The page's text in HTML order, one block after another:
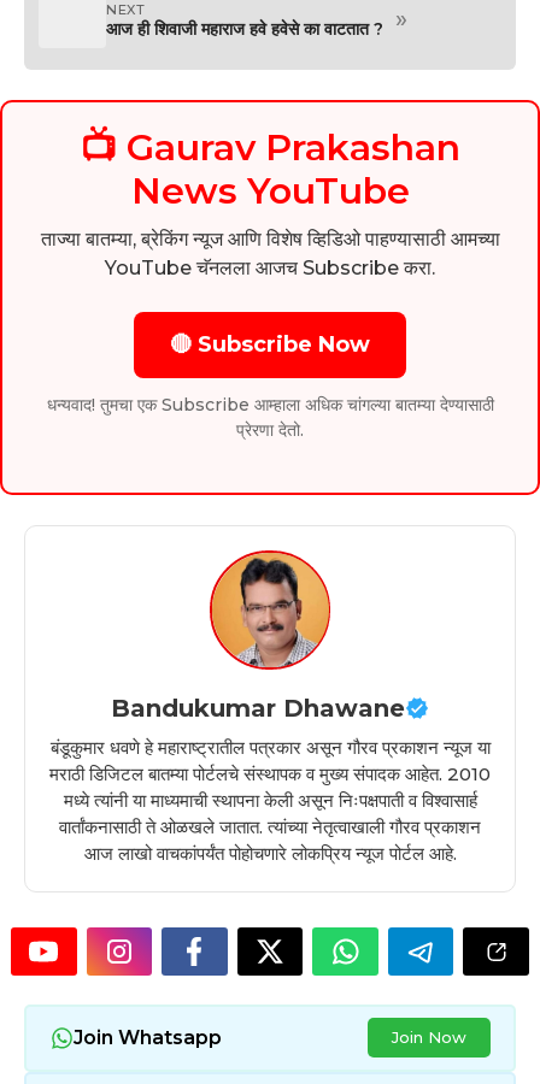
NEXT
आज ही शिवाजी महाराज हवे हवेसे का वाटतात ? »
📺 Gaurav Prakashan
News YouTube
ताज्या बातम्या, ब्रेकिंग न्यूज आणि विशेष व्हिडिओ पाहण्यासाठी आमच्या
YouTube चॅनलला आजच Subscribe करा.
🔴 Subscribe Now
धन्यवाद! तुमचा एक Subscribe आम्हाला अधिक चांगल्या बातम्या देण्यासाठी
प्रेरणा देतो.
Bandukumar Dhawane
बंडूकुमार धवणे हे महाराष्ट्रातील पत्रकार असून गौरव प्रकाशन न्यूज या
मराठी डिजिटल बातम्या पोर्टलचे संस्थापक व मुख्य संपादक आहेत. 2010
मध्ये त्यांनी या माध्यमाची स्थापना केली असून निःपक्षपाती व विश्वासार्ह
वार्तांकनासाठी ते ओळखले जातात. त्यांच्या नेतृत्वाखाली गौरव प्रकाशन
आज लाखो वाचकांपर्यंत पोहोचणारे लोकप्रिय न्यूज पोर्टल आहे.
Join Whatsapp Join Now